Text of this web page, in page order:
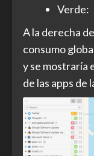
Verde:
A la derecha
consumo
y se mostraría
de las apps de